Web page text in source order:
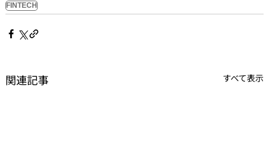
FINTECH
関連記事 すべて表示